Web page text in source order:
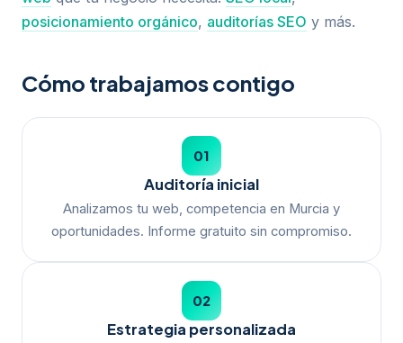
posicionamiento orgánico, auditorías SEO y más.
Cómo trabajamos contigo
01
Auditoría inicial
Analizamos tu web, competencia en Murcia y
oportunidades. Informe gratuito sin compromiso.
02
Estrategia personalizada